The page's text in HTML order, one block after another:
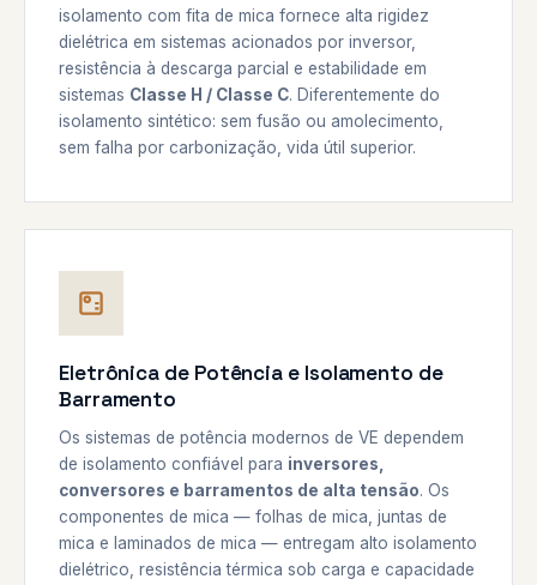
isolamento com fita de mica fornece alta rigidez
dielétrica em sistemas acionados por inversor,
resistência à descarga parcial e estabilidade em
sistemas Classe H / Classe C. Diferentemente do
isolamento sintético: sem fusão ou amolecimento,
sem falha por carbonização, vida útil superior.
Eletrônica de Potência e Isolamento de
Barramento
Os sistemas de potência modernos de VE dependem
de isolamento confiável para inversores,
conversores e barramentos de alta tensão. Os
componentes de mica — folhas de mica, juntas de
mica e laminados de mica — entregam alto isolamento
dielétrico, resistência térmica sob carga e capacidade